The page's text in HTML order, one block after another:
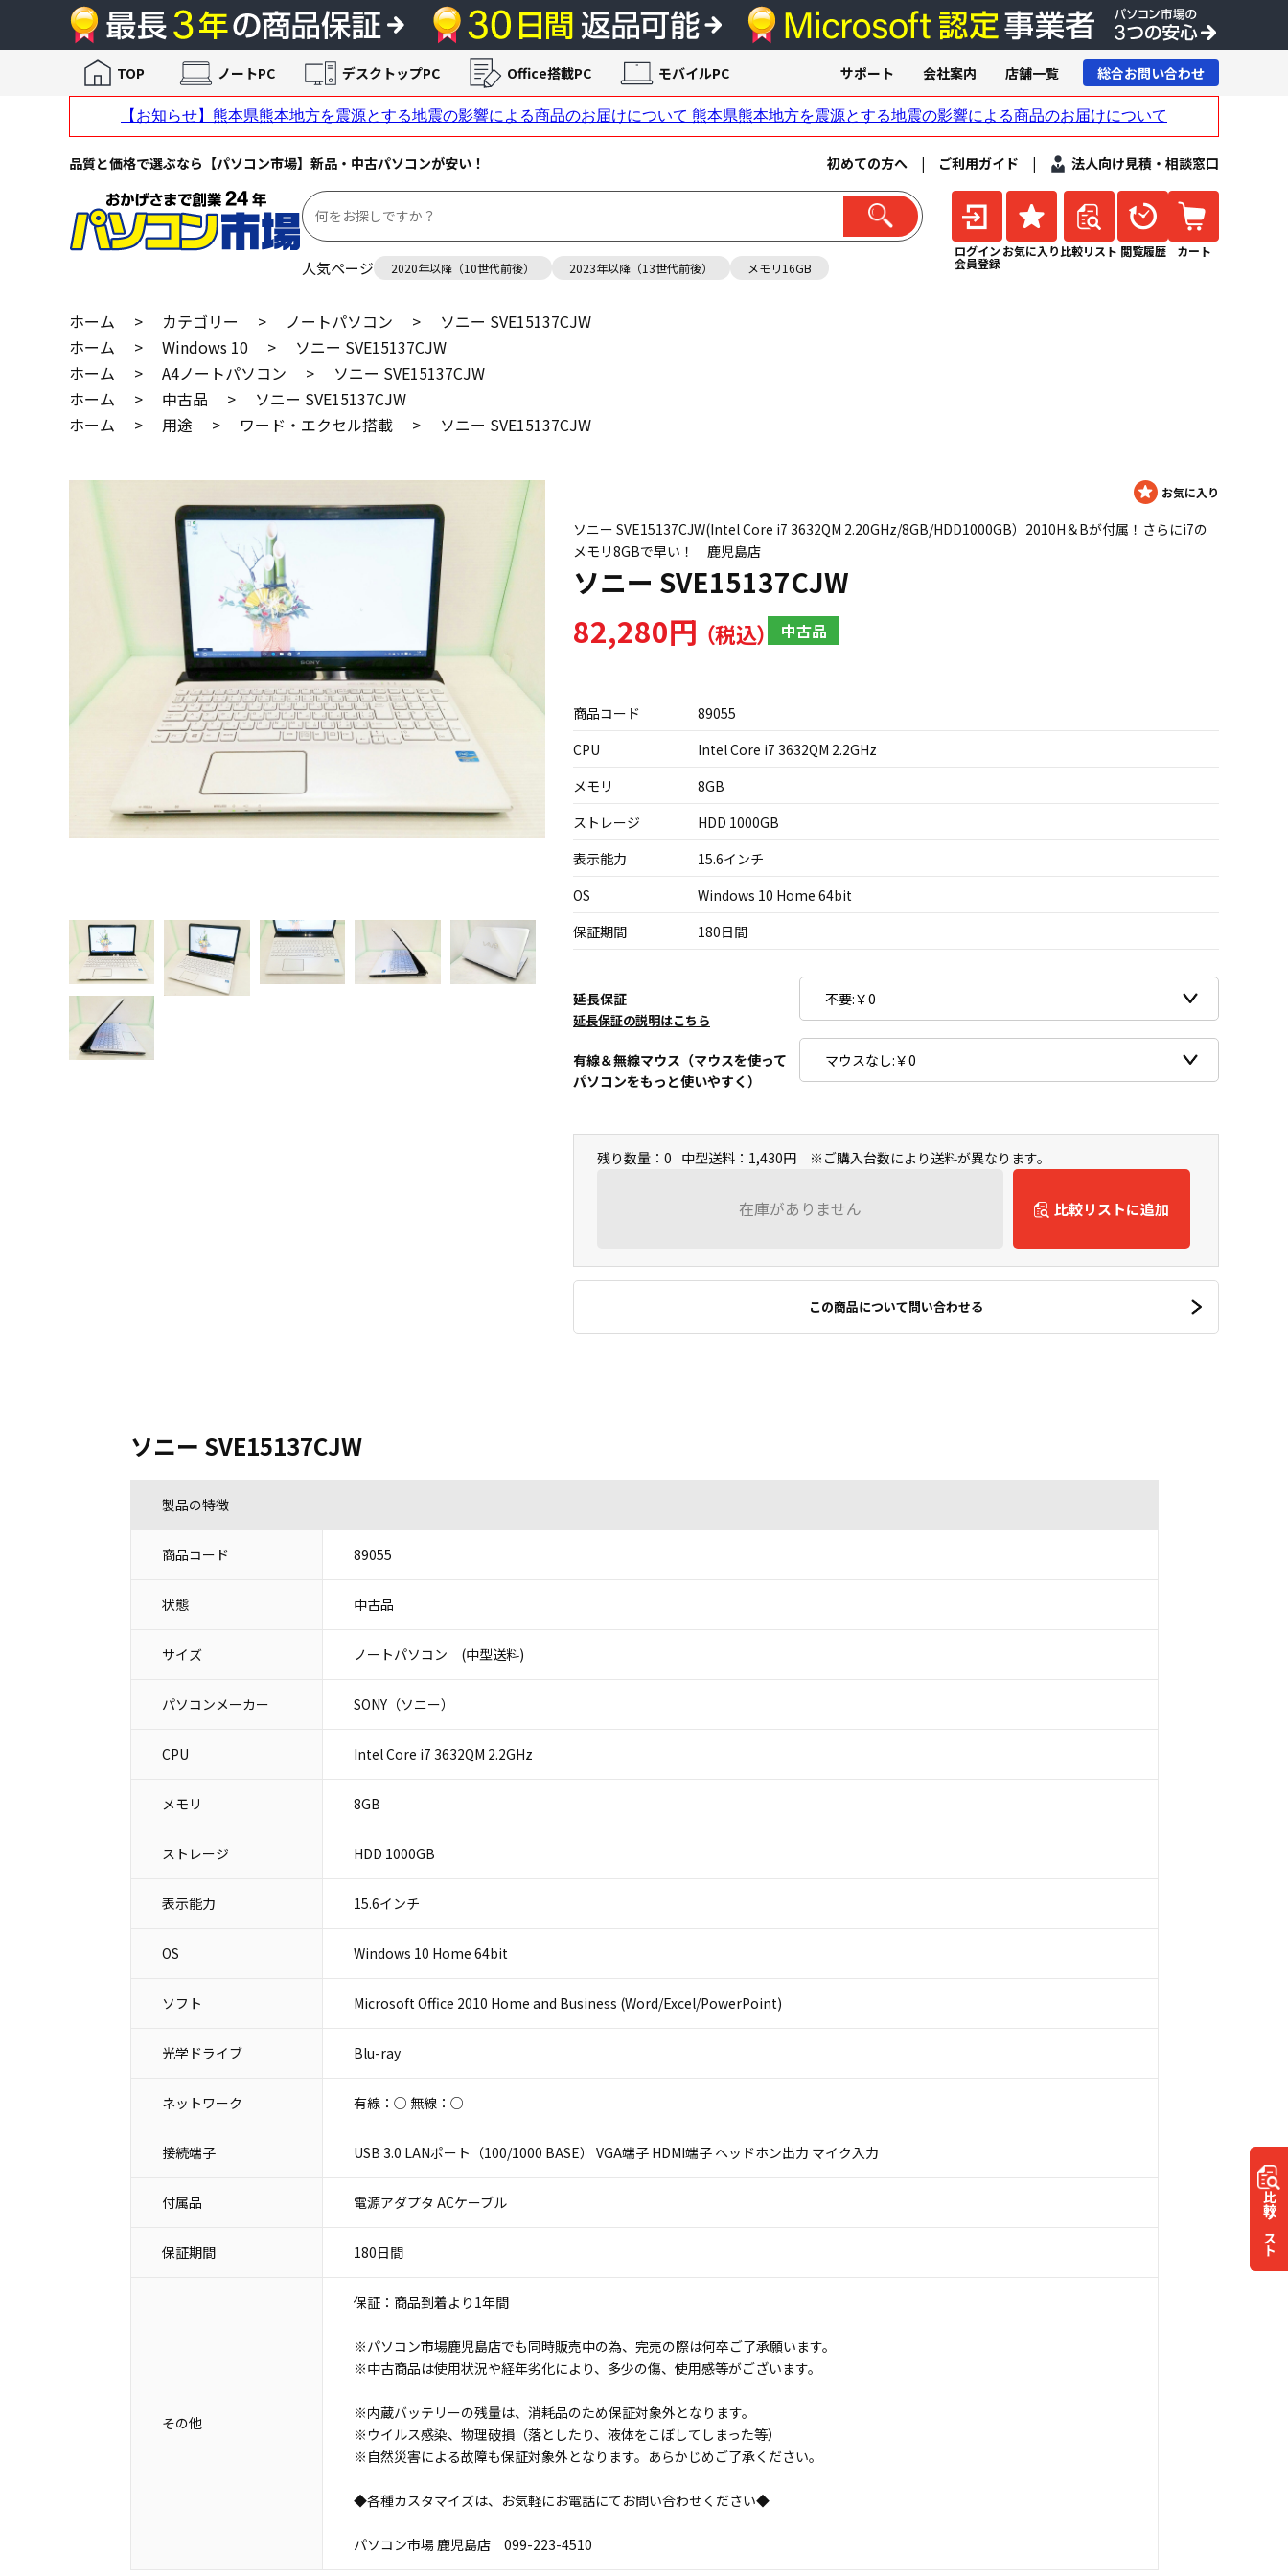
品質と価格で選ぶなら【パソコン市場】新品・中古パソコンが安い！ 初めての方へ | ご利用ガイド | 法人向け見積・相談窓口
人気ページ 2020年以降（10世代前後） 2023年以降（13世代前後） メモリ16GB
ログイン
会員登録
お気に入り 比較リスト 閲覧履歴 カート
TOP ノートPC デスクトップPC Office搭載PC モバイルPC サポート 会社案内 店舗一覧 総合お問い合わせ
ホーム > カテゴリー > ノートパソコン >
ソニー SVE15137CJW
ホーム
> Windows 10 >
ソニー SVE15137CJW
ホーム
> A4ノートパソコン >
ソニー SVE15137CJW
ホーム
> 中古品 >
ソニー SVE15137CJW
ホーム
> 用途 > ワード・エクセル搭載 > ソニー SVE15137CJW
ソニー SVE15137CJW(Intel Core i7 3632QM 2.20GHz/8GB/HDD1000GB）2010H＆Bが付属！さらにi7の
メモリ8GBで早い！ 鹿児島店
ソニー SVE15137CJW
82,280円 中古品
商品コード
89055
CPU
Intel Core i7 3632QM 2.2GHz
メモリ
8GB
ストレージ
HDD 1000GB
表示能力
15.6インチ
OS
Windows 10 Home 64bit
保証期間
180日間
延長保証
延長保証の説明はこちら
有線＆無線マウス（マウスを使って
パソコンをもっと使いやすく）
残り数量：0 中型送料：1,430円 ※ご購入台数により送料が異なります。
在庫がありません 比較リストに追加
この商品について問い合わせる
比較
リスト
ソニー SVE15137CJW
製品の特徴
商品コード 89055
状態 中古品
サイズ ノートパソコン (中型送料)
パソコンメーカー SONY（ソニー）
CPU Intel Core i7 3632QM 2.2GHz
メモリ 8GB
ストレージ HDD 1000GB
表示能力 15.6インチ
OS Windows 10 Home 64bit
ソフト Microsoft Office 2010 Home and Business (Word/Excel/PowerPoint)
光学ドライブ Blu-ray
ネットワーク 有線：○ 無線：○
接続端子 USB 3.0 LANポート（100/1000 BASE） VGA端子 HDMI端子 ヘッドホン出力 マイク入力
付属品 電源アダプタ ACケーブル
保証期間 180日間
その他
保証：商品到着より1年間
※パソコン市場鹿児島店でも同時販売中の為、完売の際は何卒ご了承願います。
※中古商品は使用状況や経年劣化により、多少の傷、使用感等がございます。
※内蔵バッテリーの残量は、消耗品のため保証対象外となります。
※ウイルス感染、物理破損（落としたり、液体をこぼしてしまった等）
※自然災害による故障も保証対象外となります。あらかじめご了承ください。
◆各種カスタマイズは、お気軽にお電話にてお問い合わせください◆
パソコン市場 鹿児島店 099-223-4510